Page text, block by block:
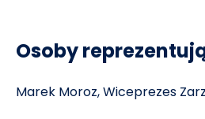
Osoby
Marek Moroz, Wiceprezes